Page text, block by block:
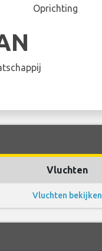
Oprichting
Vluchten
Vluchten bekijken